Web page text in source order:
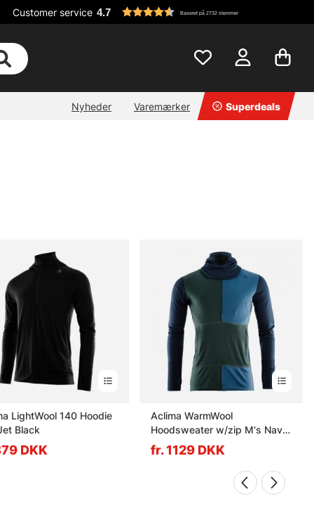
Customer service 4.7 Baseret på 2732 stemmer
Nyheder Varemærker Superdeals
LightWool 140 Hoodie
Black
DKK
Aclima WarmWool
Hoodsweater w/zip M's Navy
Blazer/Green Gables/Coastal
Fjord
fr. 1129 DKK